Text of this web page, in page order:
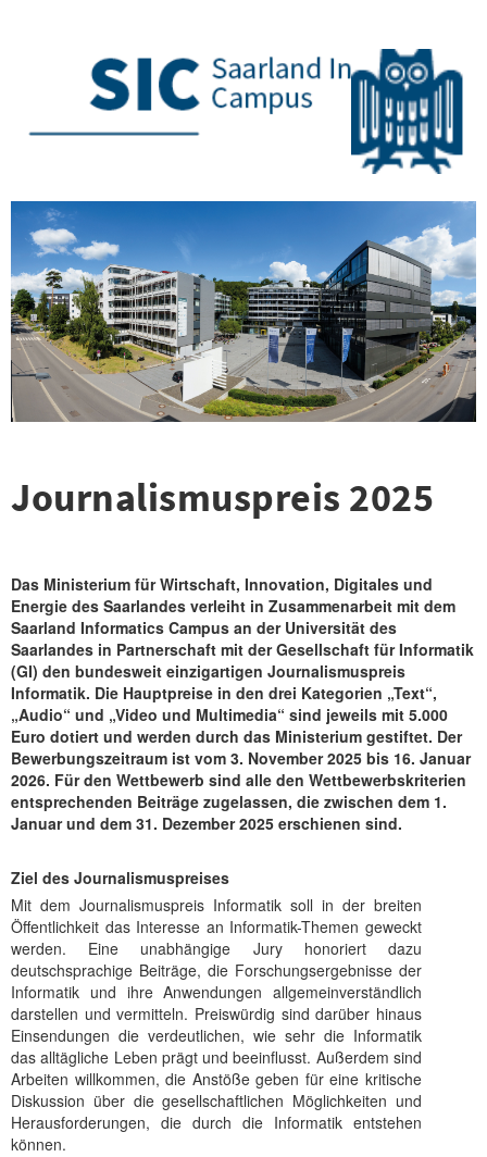
Journalismuspreis 2025
Das Ministerium für Wirtschaft, Innovation, Digitales und
Energie des Saarlandes verleiht in Zusammenarbeit mit dem
Saarland Informatics Campus an der Universität des
Saarlandes in Partnerschaft mit der Gesellschaft für Informatik
(GI) den bundesweit einzigartigen Journalismuspreis
Informatik. Die Hauptpreise in den drei Kategorien „Text“,
„Audio“ und „Video und Multimedia“ sind jeweils mit 5.000
Euro dotiert und werden durch das Ministerium gestiftet. Der
Bewerbungszeitraum ist vom 3. November 2025 bis 16. Januar
2026. Für den Wettbewerb sind alle den Wettbewerbskriterien
entsprechenden Beiträge zugelassen, die zwischen dem 1.
Januar und dem 31. Dezember 2025 erschienen sind.
Ziel des Journalismuspreises
Mit dem Journalismuspreis Informatik soll in der breiten
Öffentlichkeit das Interesse an Informatik-Themen geweckt
werden. Eine unabhängige Jury honoriert dazu
deutschsprachige Beiträge, die Forschungsergebnisse der
Informatik und ihre Anwendungen allgemeinverständlich
darstellen und vermitteln. Preiswürdig sind darüber hinaus
Einsendungen die verdeutlichen, wie sehr die Informatik
das alltägliche Leben prägt und beeinflusst. Außerdem sind
Arbeiten willkommen, die Anstöße geben für eine kritische
Diskussion über die gesellschaftlichen Möglichkeiten und
Herausforderungen, die durch die Informatik entstehen
können.